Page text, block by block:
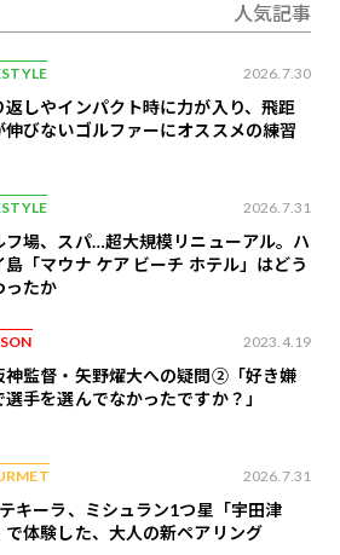
人気記事
2026.7.30
返しやインパクト時に力が入り、飛距
伸びないゴルファーにオススメの練習
2026.7.31
フ場、スパ…超大規模リニューアル。ハ
島「マウナ ケア ビーチ ホテル」はどう
ったか
2023.4.19
神監督・矢野燿大への疑問②「好き嫌
選手を選んでなかったですか？」
2026.7.31
キーラ、ミシュラン1つ星「宇田津
で体験した、大人の新ペアリング